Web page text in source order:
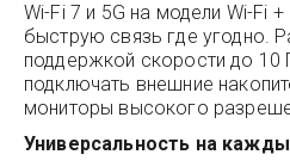
Wi-Fi 7 и 5G на модели Wi-Fi
быструю связь где угодно.
поддержкой скорости до 10
подключать внешние
мониторы высокого
Универсальность на